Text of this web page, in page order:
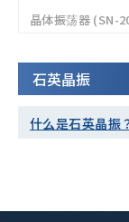
晶体振荡器 (SN-
石英晶振
什么是石英晶振